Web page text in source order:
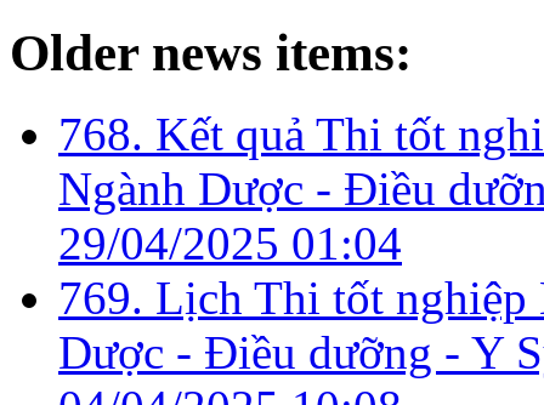
Older news items:
768. Kết quả Thi tốt
Ngành Dược - Điều
29/04/2025 01:04
769. Lịch Thi tốt
Dược - Điều dưỡng - Y